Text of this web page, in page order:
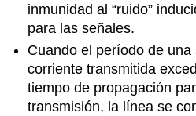
inmunidad al “ruido”
para las señales.
Cuando el período de
corriente transmitida
tiempo de propagación
transmisión, la línea se